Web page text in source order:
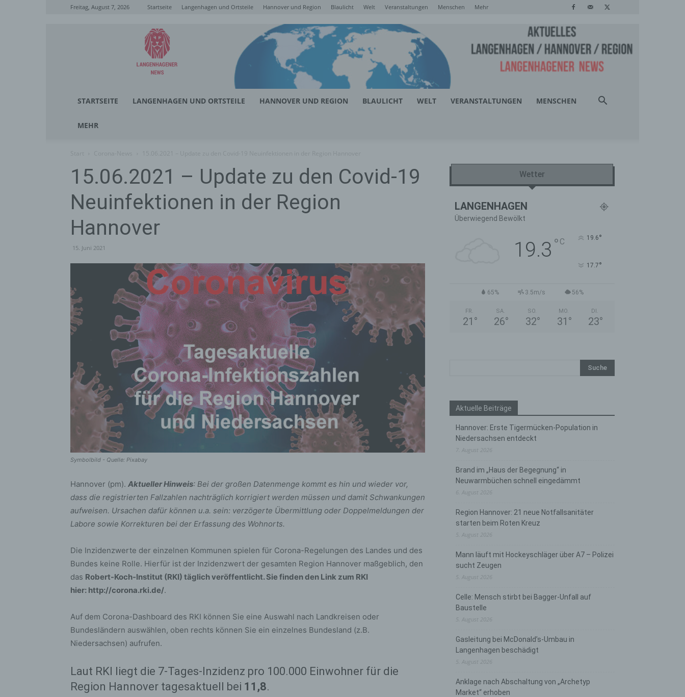
Freitag, August 7, 2026 Startseite Langenhagen und Ortsteile Hannover und Region Blaulicht Welt Veranstaltungen Menschen Mehr
Langenhagener
News
STARTSEITE LANGENHAGEN UND ORTSTEILE HANNOVER UND REGION BLAULICHT WELT VERANSTALTUNGEN MENSCHEN
MEHR
15.06.2021 – Update zu den Covid-19
Neuinfektionen in der Region
Hannover
15. Juni 2021
Symbolbild - Quelle: Pixabay
Hannover (pm). Aktueller Hinweis: Bei der großen Datenmenge kommt es hin und wieder vor,
dass die registrierten Fallzahlen nachträglich korrigiert werden müssen und damit Schwankungen
aufweisen. Ursachen dafür können u.a. sein: verzögerte Übermittlung oder Doppelmeldungen der
Labore sowie Korrekturen bei der Erfassung des Wohnorts.
Die Inzidenzwerte der einzelnen Kommunen spielen für Corona-Regelungen des Landes und des
Bundes keine Rolle. Hierfür ist der Inzidenzwert der gesamten Region Hannover maßgeblich, den
das Robert-Koch-Institut (RKI) täglich veröffentlicht. Sie finden den Link zum RKI
hier: http://corona.rki.de/.
Auf dem Corona-Dashboard des RKI können Sie eine Auswahl nach Landkreisen oder
Bundesländern auswählen, oben rechts können Sie ein einzelnes Bundesland (z.B.
Niedersachsen) aufrufen.
Laut RKI liegt die 7-Tages-Inzidenz pro 100.000 Einwohner für die
Region Hannover tagesaktuell bei 11,8.
Wetter
LANGENHAGEN
Überwiegend Bewölkt
19.3 ° C 19.6°
17.7°
65% 3.5m/s 56%
FR.
21 °
SA.
26°
SO.
32°
MO.
31 °
DI.
23°
Aktuelle Beiträge
Hannover: Erste Tigermücken-Population in
Niedersachsen entdeckt
7. August 2026
Brand im „Haus der Begegnung“ in
Neuwarmbüchen schnell eingedämmt
6. August 2026
Region Hannover: 21 neue Notfallsanitäter
starten beim Roten Kreuz
5. August 2026
Mann läuft mit Hockeyschläger über A7 – Polizei
sucht Zeugen
5. August 2026
Celle: Mensch stirbt bei Bagger-Unfall auf
Baustelle
5. August 2026
Gasleitung bei McDonald’s-Umbau in
Langenhagen beschädigt
5. August 2026
Anklage nach Abschaltung von „Archetyp
Market“ erhoben